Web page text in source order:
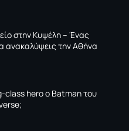
στην Κυψέλη – Ένας
ανακαλύψεις την Αθήνα
class hero ο Batman του